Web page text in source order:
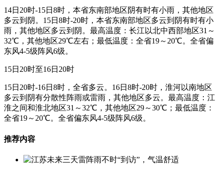
14日20时-15日8时，本省东南部地区阴有时有小雨，其他地区
多云到阴。15日8时-20时，本省东南部地区多云到阴有时有小
雨，其他地区多云到阴。最高温度：长江以北中西部地区31～
32℃，其他地区29℃左右；最低温度：全省19～20℃。全省偏
东风4-5级阵风6级。
15日20时至16日20时
15日20时-16日8时，全省多云。16日8时-20时，淮河以南地区
多云到阴有分散性阵雨或雷雨，其他地区多云。最高温度：江
淮之间和淮北地区31～32℃，其他地区29～30℃；最低温度：
全省19～20℃。全省偏东风4-5级阵风6级。
推荐内容